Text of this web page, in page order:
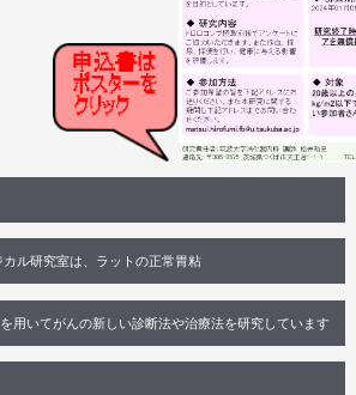
ル研究室は、ラットの正常胃粘
用いてがんの新しい診断法や治療法を研究しています